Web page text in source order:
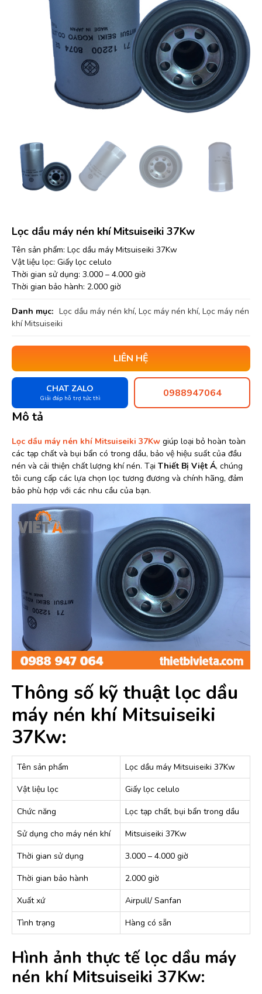
Lọc dầu máy nén khí Mitsuiseiki 37Kw
Tên sản phẩm: Lọc dầu máy Mitsuiseiki 37Kw
Vật liệu lọc: Giấy lọc celulo
Thời gian sử dụng: 3.000 – 4.000 giờ
Thời gian bảo hành: 2.000 giờ
Danh mục: Lọc dầu máy nén khí, Lọc máy nén khí, Lọc máy nén
khí Mitsuiseiki
LIÊN HỆ
CHAT ZALO
Giải đáp hỗ trợ tức thì 0988947064
Mô tả
Lọc dầu máy nén khí Mitsuiseiki 37Kw giúp loại bỏ hoàn toàn
các tạp chất và bụi bẩn có trong dầu, bảo vệ hiệu suất của đầu
nén và cải thiện chất lượng khí nén. Tại Thiết Bị Việt Á, chúng
tôi cung cấp các lựa chọn lọc tương đương và chính hãng, đảm
bảo phù hợp với các nhu cầu của bạn.
Thông số kỹ thuật lọc dầu
máy nén khí Mitsuiseiki
37Kw:
Tên sản phẩm
Lọc dầu máy Mitsuiseiki 37Kw
Vật liệu lọc
Giấy lọc celulo
Chức năng
Lọc tạp chất, bụi bẩn trong dầu
Sử dụng cho máy nén khí
Mitsuiseiki 37Kw
Thời gian sử dụng
3.000 – 4.000 giờ
Thời gian bảo hành
2.000 giờ
Xuất xứ
Airpull/ Sanfan
Tình trạng
Hàng có sẵn
Hình ảnh thực tế lọc dầu máy
nén khí Mitsuiseiki 37Kw: